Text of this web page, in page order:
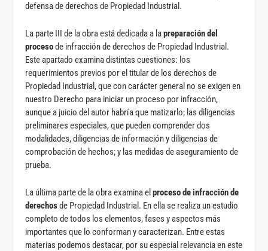
defensa de derechos de Propiedad Industrial.
La parte III de la obra está dedicada a lapreparacióndel
procesode infracción de derechos de Propiedad Industrial.
Este apartado examina distintas cuestiones: los
requerimientos previos por el titular de los derechos de
Propiedad Industrial, que con carácter general no se exigen en
nuestro Derecho para iniciar un proceso por infracción,
aunque a juicio del autor habría que matizarlo; las diligencias
preliminares especiales, que pueden comprender dos
modalidades, diligencias de información y diligencias de
comprobación de hechos; y las medidas de aseguramiento de
prueba.
La última parte de la obra examina elproceso de infracción de
derechosde Propiedad Industrial. En ella se realiza un estudio
completo de todos los elementos, fases y aspectos más
importantes que lo conforman y caracterizan. Entre estas
materias podemos destacar, por su especial relevancia en este